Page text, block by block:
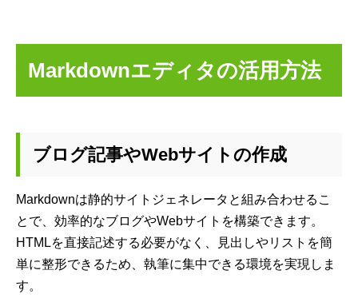
Markdownエディタの活用方法
ブログ記事やWebサイトの作成
Markdownは静的サイトジェネレータと組み合わせるこ
とで、効率的なブログやWebサイトを構築できます。
HTMLを直接記述する必要がなく、見出しやリストを簡
単に整形できるため、執筆に集中できる環境を実現しま
す。